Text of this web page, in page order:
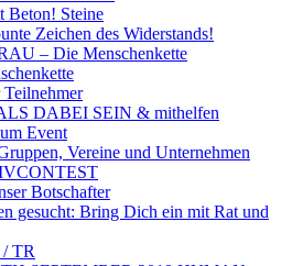
Beton! Steine
Zeichen des Widerstands!
– Die Menschenkette
DABEI SEIN & mithelfen
Event
Vereine und Unternehmen
Botschafter
gesucht: Bring Dich ein mit Rat und
TR